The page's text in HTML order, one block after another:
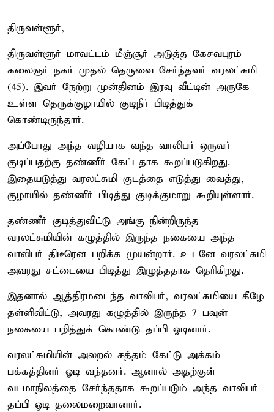
திருவள்ளூர்,
திருவள்ளூர் மாவட்டம் மீஞ்சூர் அடுத்த கேசவபுரம்
கலைஞர் நகர் முதல் தெருவை சேர்ந்தவர் வரலட்சுமி
(45). இவர் நேற்று முன்தினம் இரவு வீட்டின் அருகே
உள்ள தெருக்குழாயில் குடிநீர் பிடித்துக்
கொண்டிருந்தார்.
அப்போது அந்த வழியாக வந்த வாலிபர் ஒருவர்
குடிப்பதற்கு தண்ணீர் கேட்டதாக கூறப்படுகிறது.
இதையடுத்து வரலட்சுமி குடத்தை எடுத்து வைத்து,
குழாயில் தண்ணீர் பிடித்து குடிக்குமாறு கூறியுள்ளார்.
தண்ணீர் குடித்துவிட்டு அங்கு நின்றிருந்த
வரலட்சுமியின் கழுத்தில் இருந்த நகையை அந்த
வாலிபர் திடீரென பறிக்க முயன்றார். உடனே வரலட்சுமி
அவரது சட்டையை பிடித்து இழுத்ததாக தெரிகிறது.
இதனால் ஆத்திரமடைந்த வாலிபர், வரலட்சுமியை கீழே
தள்ளிவிட்டு, அவரது கழுத்தில் இருந்த 7 பவுன்
நகையை பறித்துக் கொண்டு தப்பி ஓடினார்.
வரலட்சுமியின் அலறல் சத்தம் கேட்டு அக்கம்
பக்கத்தினர் ஓடி வந்தனர். ஆனால் அதற்குள்
வடமாநிலத்தை சேர்ந்ததாக கூறப்படும் அந்த வாலிபர்
தப்பி ஓடி தலைமறைவானார்.